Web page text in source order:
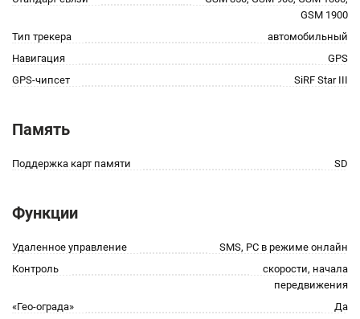
GSM 1900
Тип трекера
автомобильный
Навигация
GPS
GPS-чипсет
SiRF Star III
Память
Поддержка карт памяти SD
Функции
Удаленное управление
SMS, PC в режиме онлайн
Контроль
скорости, начала
передвижения
«Гео-ограда»
Да